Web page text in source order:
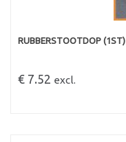
RUBBERSTOOTDOP (1ST)
€ 7.52 excl.